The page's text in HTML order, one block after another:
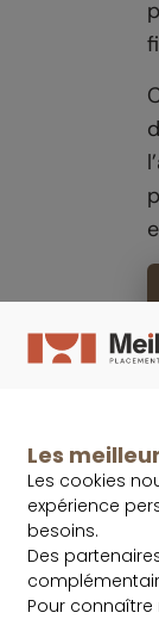
Les
Les cookies
expérience
besoins.
Des
Pour